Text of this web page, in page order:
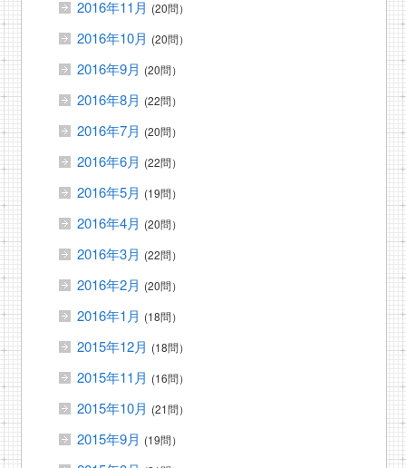
2016年11月 (20問）
2016年10月 (20問）
2016年9月 (20問）
2016年8月 (22問）
2016年7月 (20問）
2016年6月 (22問）
2016年5月 (19問）
2016年4月 (20問）
2016年3月 (22問）
2016年2月 (20問）
2016年1月 (18問）
2015年12月 (18問）
2015年11月 (16問）
2015年10月 (21問）
2015年9月 (19問）